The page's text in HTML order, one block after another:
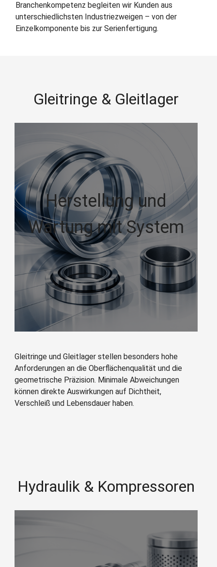
Branchenkompetenz begleiten wir Kunden aus
unterschiedlichsten Industriezweigen – von der
Einzelkomponente bis zur Serienfertigung.
Gleitringe & Gleitlager
Herstellung und
Wartung mit System
Gleitringe und Gleitlager stellen besonders hohe
Anforderungen an die Oberflächenqualität und die
geometrische Präzision. Minimale Abweichungen
können direkte Auswirkungen auf Dichtheit,
Verschleiß und Lebensdauer haben.
Hydraulik & Kompressoren